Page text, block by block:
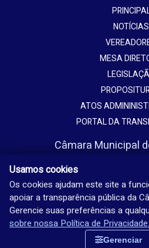
NOTÍCIAS
MESA
ATOS
PORTAL DA
Câmara Municipal
Jardim Europa -
(15)
Seg-sex:
Usamos cookies
Os cookies ajudam este site a
apoiar a transparência pública da
Gerencie suas preferências a
sobre nossa Política de Privacidade.
Gerenciar